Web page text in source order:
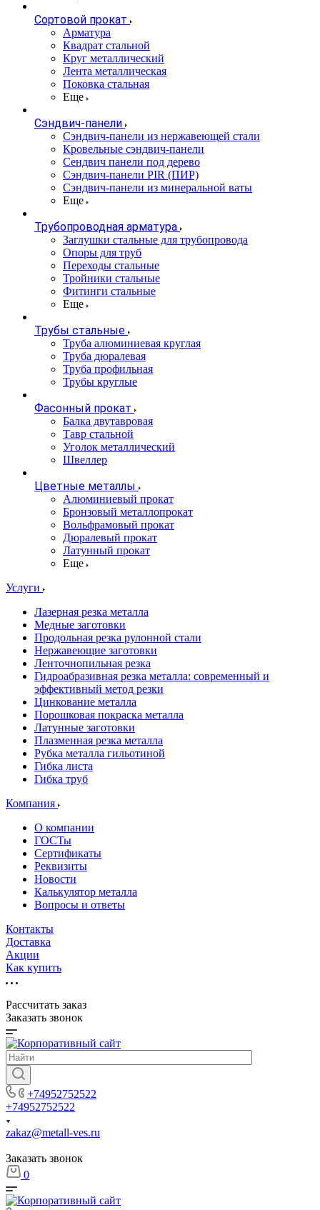
Сортовой прокат
Арматура
Квадрат стальной
Круг металлический
Лента металлическая
Поковка стальная
Еще
Сэндвич-панели
Cэндвич-панели из нержавеющей стали
Кровельные сэндвич-панели
Сендвич панели под дерево
Сэндвич-панели PIR (ПИР)
Сэндвич-панели из минеральной ваты
Еще
Трубопроводная арматура
Заглушки стальные для трубопровода
Опоры для труб
Переходы стальные
Тройники стальные
Фитинги стальные
Еще
Трубы стальные
Труба алюминиевая круглая
Труба дюралевая
Труба профильная
Трубы круглые
Фасонный прокат
Балка двутавровая
Тавр стальной
Уголок металлический
Швеллер
Цветные металлы
Алюминиевый прокат
Бронзовый металлопрокат
Вольфрамовый прокат
Дюралевый прокат
Латунный прокат
Еще
Услуги
Лазерная резка металла
Медные заготовки
Продольная резка рулонной стали
Нержавеющие заготовки
Ленточнопильная резка
Гидроабразивная резка металла: современный и
эффективный метод резки
Цинкование металла
Порошковая покраска металла
Латунные заготовки
Плазменная резка металла
Рубка металла гильотиной
Гибка листа
Гибка труб
Компания
О компании
ГОСТы
Сертификаты
Реквизиты
Новости
Калькулятор металла
Вопросы и ответы
Контакты
Доставка
Акции
Как купить
Рассчитать заказ
Заказать звонок
+74952752522
+74952752522
zakaz@metall-ves.ru
Заказать звонок
0